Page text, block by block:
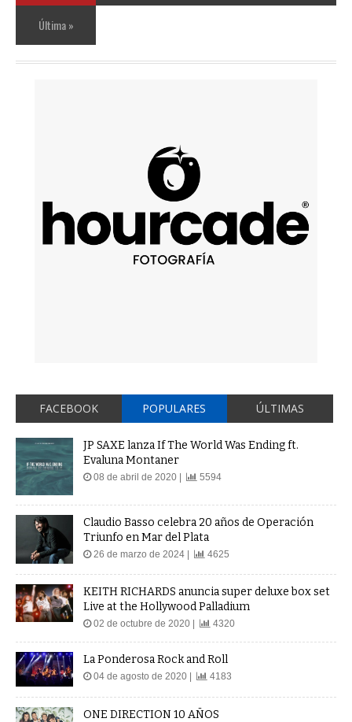
Última »
FACEBOOK POPULARES ÚLTIMAS
JP SAXE lanza If The World Was Ending ft.
Evaluna Montaner
08 de abril de 2020 | 5594
Claudio Basso celebra 20 años de Operación
Triunfo en Mar del Plata
26 de marzo de 2024 | 4625
KEITH RICHARDS anuncia super deluxe box set
Live at the Hollywood Palladium
02 de octubre de 2020 | 4320
La Ponderosa Rock and Roll
04 de agosto de 2020 | 4183
ONE DIRECTION 10 AÑOS